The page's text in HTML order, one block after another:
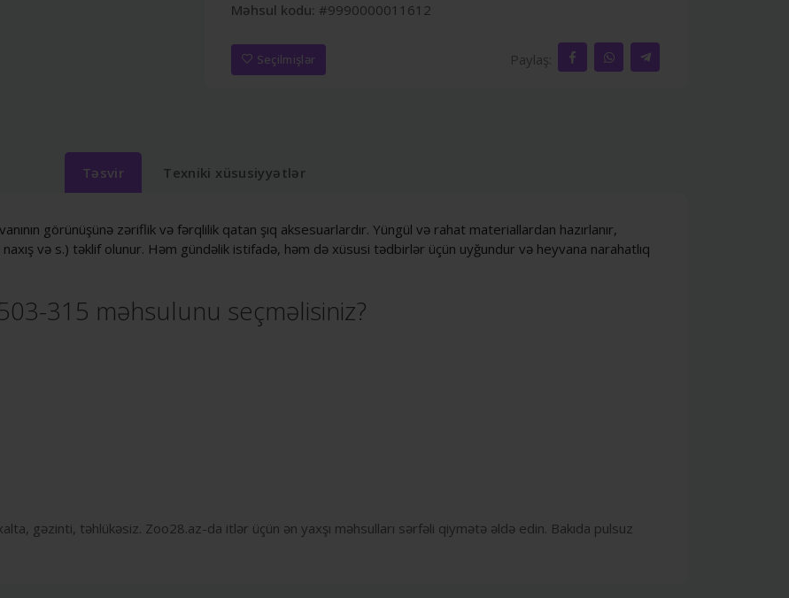
Məhsul kodu: #9990000011612
Seçilmişlər Paylaş:
Təsvir Texniki xüsusiyyətlər
görünüşünə zəriflik və fərqlilik qatan şıq aksesuarlardır. Yüngül və rahat materiallardan hazırlanır,
və s.) təklif olunur. Həm gündəlik istifadə, həm də xüsusi tədbirlər üçün uyğundur və heyvana narahatlıq
315 məhsulunu seçməlisiniz?
gəzinti, təhlükəsiz. Zoo28.az-da itlər üçün ən yaxşı məhsulları sərfəli qiymətə əldə edin. Bakıda pulsuz